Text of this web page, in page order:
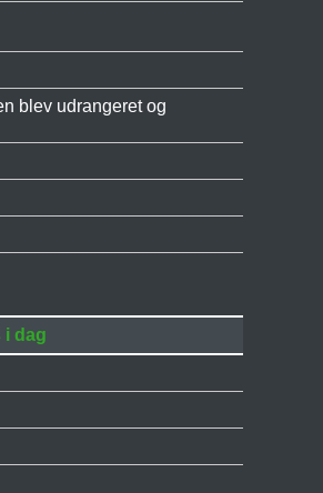
blev udrangeret og
i dag